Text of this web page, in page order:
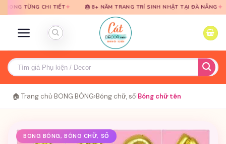
qua
qua
CHI TIẾT✦ 🎂 8+ NĂM TRANG TRÍ SINH NHẬT TẠI ĐÀ NẴNG✦ 🎈 TƯ
Tìm
kiếm:
🏠 Trang chủ BONG BÓNG›Bóng chữ, số Bóng chữ tên
BONG BÓNG, BÓNG CHỮ, SỐ